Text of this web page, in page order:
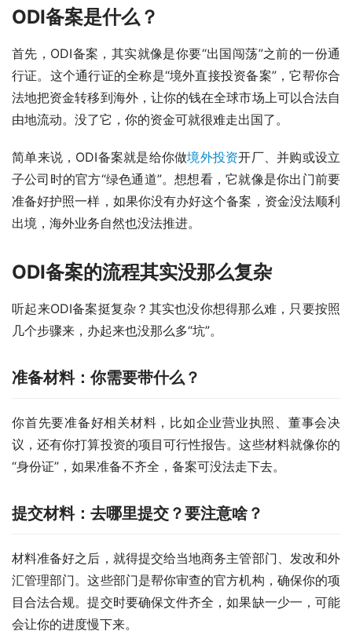
ODI备案是什么？
首先，ODI备案，其实就像是你要“出国闯荡”之前的一份通
行证。这个通行证的全称是“境外直接投资备案”，它帮你合
法地把资金转移到海外，让你的钱在全球市场上可以合法自
由地流动。没了它，你的资金可就很难走出国了。
简单来说，ODI备案就是给你做境外投资开厂、并购或设立
子公司时的官方“绿色通道”。想想看，它就像是你出门前要
准备好护照一样，如果你没有办好这个备案，资金没法顺利
出境，海外业务自然也没法推进。
ODI备案的流程其实没那么复杂
听起来ODI备案挺复杂？其实也没你想得那么难，只要按照
几个步骤来，办起来也没那么多“坑”。
准备材料：你需要带什么？
你首先要准备好相关材料，比如企业营业执照、董事会决
议，还有你打算投资的项目可行性报告。这些材料就像你的
“身份证”，如果准备不齐全，备案可没法走下去。
提交材料：去哪里提交？要注意啥？
材料准备好之后，就得提交给当地商务主管部门、发改和外
汇管理部门。这些部门是帮你审查的官方机构，确保你的项
目合法合规。提交时要确保文件齐全，如果缺一少一，可能
会让你的进度慢下来。